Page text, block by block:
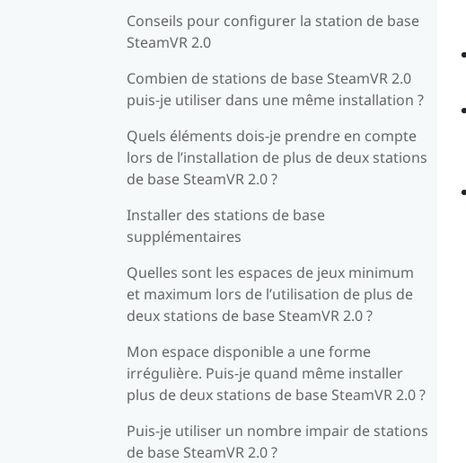
Conseils pour configurer la station de base
SteamVR 2.0
Combien de stations de base SteamVR 2.0
puis-je utiliser dans une même installation ?
Quels éléments dois-je prendre en compte
lors de l’installation de plus de deux stations
de base SteamVR 2.0 ?
Installer des stations de base
supplémentaires
Quelles sont les espaces de jeux minimum
et maximum lors de l’utilisation de plus de
deux stations de base SteamVR 2.0 ?
Mon espace disponible a une forme
irrégulière. Puis-je quand même installer
plus de deux stations de base SteamVR 2.0 ?
Puis-je utiliser un nombre impair de stations
de base SteamVR 2.0 ?